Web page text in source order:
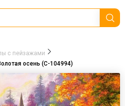
с пейзажами
осень (C-104994)